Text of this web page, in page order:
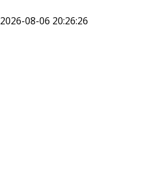
2026-08-06 20:26:26